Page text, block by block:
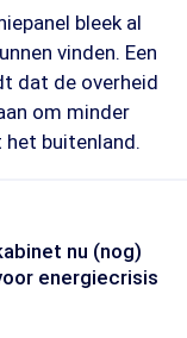
bleek al
vinden. Een
dat de overheid
om minder
het buitenland.
nu (nog)
energiecrisis